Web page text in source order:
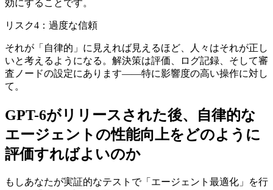
効にすることです。
リスク4：過度な信頼
それが「自律的」に見えれば見えるほど、人々はそれが正し
いと考えるようになる。解決策は評価、ログ記録、そして審
査ノードの設定にあります——特に影響度の高い操作に対し
て。
GPT-6がリリースされた後、自律的な
エージェントの性能向上をどのように
評価すればよいのか
もしあなたが実証的なテストで「エージェント最適化」を行